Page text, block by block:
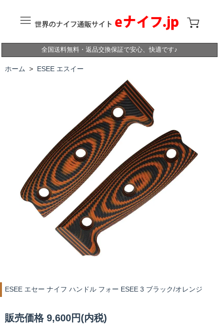
全国送料無料・返品交換保証で安心、快適です♪
ホーム > ESEE エスイー
ESEE エセー ナイフ ハンドル フォー ESEE 3 ブラック/オレンジ
販売価格 9,600円(内税)